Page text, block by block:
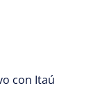
con Itaú